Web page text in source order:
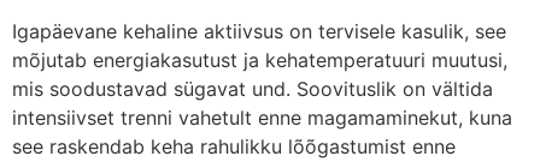
Igapäevane kehaline aktiivsus on tervisele kasulik, see
mõjutab energiakasutust ja kehatemperatuuri muutusi,
mis soodustavad sügavat und. Soovituslik on vältida
intensiivset trenni vahetult enne magamaminekut, kuna
see raskendab keha rahulikku lõõgastumist enne